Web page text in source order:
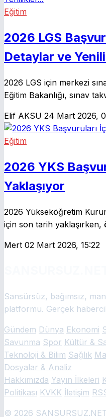
Eğitim
2026 LGS
Detaylar ve
2026 LGS için merkezi
Eğitim Bakanlığı, sınav
haberimizde.
Elif AKSU 24 Mart 2026,
Eğitim
2026 YKS
Yaklaşıyor
2026 Yükseköğretim
için son tarih
Mert 02 Mart 2026, 15:22
Sansürsüz, bağımsız,
platformu. Gerçek
Gündem Dünya Ekonomi
Savunma Spor Kültür &
Teknoloji & Bilim Sağlık
Dosyalar & Analiz
Hakkımızda Yayın İlkeleri
Politikası KVKK İletişim
© 2026